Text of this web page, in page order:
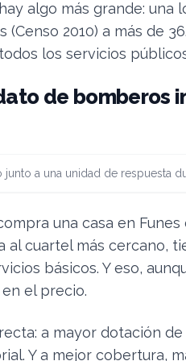
algo más grande: una
(Censo 2010) a más de
los servicios
de bomberos
a una unidad de respuesta
una casa en
al cuartel más cercano,
básicos. Y eso,
el precio.
a mayor dotación
Y a mejor cobertura,